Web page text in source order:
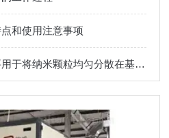
和使用注意事项
纳米材料分散设备主要用于将纳米颗粒均匀分散在基体材料中